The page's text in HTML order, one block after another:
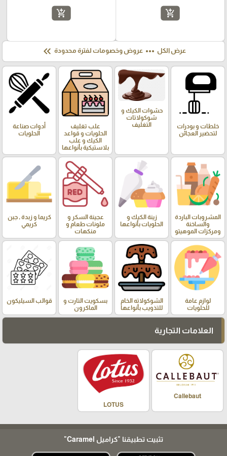
add_shopping_cart
add_shopping_cart
عرض الكل more_horiz عروض وخصومات لفترة محدودة keyboard_double_arrow_left
خلطات و بودرات
لتحضير العجائن
حشوات الكيك و
شوكولاتات
التغليف
علب تغليف
الحلويات و قواعد
الكيك و علب
بلاستيكية بأنواعها
أدوات صناعة
الحلويات
المشروبات الباردة
والساخنة
ومركزات الموهيتو
زينة الكيك و
الحلويات بأنواعها
عجينة السكر و
ملونات طعام و
منكهات
كريما و زبدة , جبن
كريمي
لوازم عامة
للحلويات
الشوكولاته الخام
للتذويب بأنواعها
بسكويت التارت و
الماكرون
قوالب السيليكون
العلامات التجارية
Callebaut
LOTUS
تثبيت تطبيقنا "كراميل Caramel"